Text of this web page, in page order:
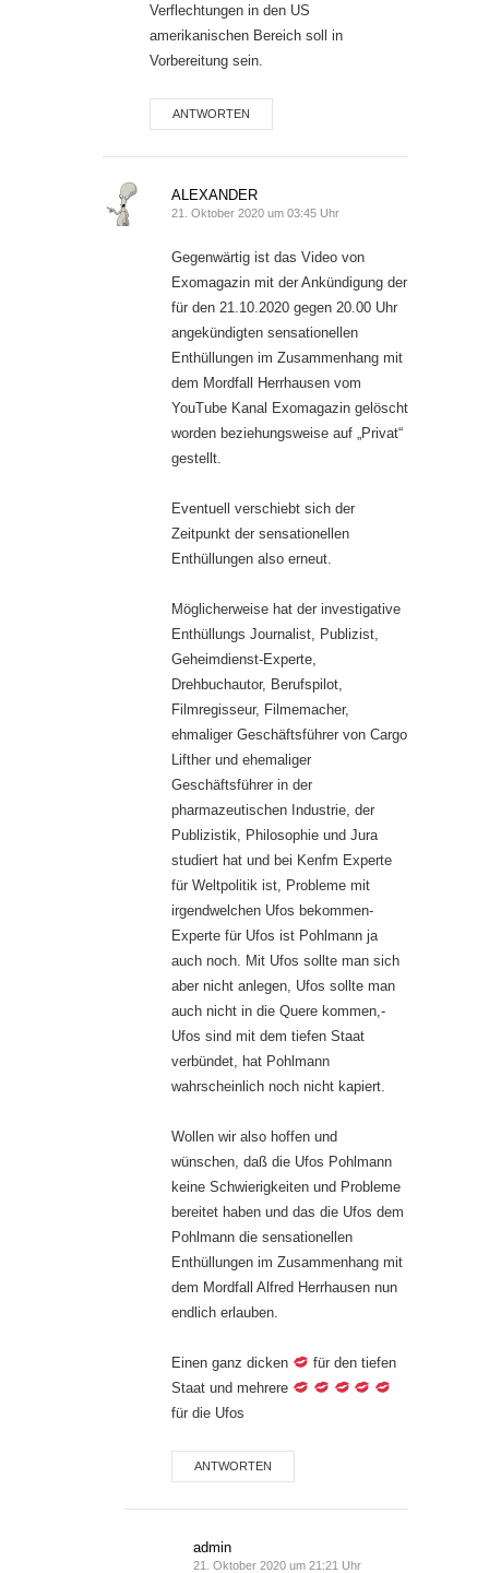
Verflechtungen in den US
amerikanischen Bereich soll in
Vorbereitung sein.
ANTWORTEN
ALEXANDER
21. Oktober 2020 um 03:45 Uhr
Gegenwärtig ist das Video von
Exomagazin mit der Ankündigung der
für den 21.10.2020 gegen 20.00 Uhr
angekündigten sensationellen
Enthüllungen im Zusammenhang mit
dem Mordfall Herrhausen vom
YouTube Kanal Exomagazin gelöscht
worden beziehungsweise auf „Privat“
gestellt.
Eventuell verschiebt sich der
Zeitpunkt der sensationellen
Enthüllungen also erneut.
Möglicherweise hat der investigative
Enthüllungs Journalist, Publizist,
Geheimdienst-Experte,
Drehbuchautor, Berufspilot,
Filmregisseur, Filmemacher,
ehmaliger Geschäftsführer von Cargo
Lifther und ehemaliger
Geschäftsführer in der
pharmazeutischen Industrie, der
Publizistik, Philosophie und Jura
studiert hat und bei Kenfm Experte
für Weltpolitik ist, Probleme mit
irgendwelchen Ufos bekommen-
Experte für Ufos ist Pohlmann ja
auch noch. Mit Ufos sollte man sich
aber nicht anlegen, Ufos sollte man
auch nicht in die Quere kommen,-
Ufos sind mit dem tiefen Staat
verbündet, hat Pohlmann
wahrscheinlich noch nicht kapiert.
Wollen wir also hoffen und
wünschen, daß die Ufos Pohlmann
keine Schwierigkeiten und Probleme
bereitet haben und das die Ufos dem
Pohlmann die sensationellen
Enthüllungen im Zusammenhang mit
dem Mordfall Alfred Herrhausen nun
endlich erlauben.
Einen ganz dicken
für den tiefen
Staat und mehrere
für die Ufos
ANTWORTEN
admin
21. Oktober 2020 um 21:21 Uhr